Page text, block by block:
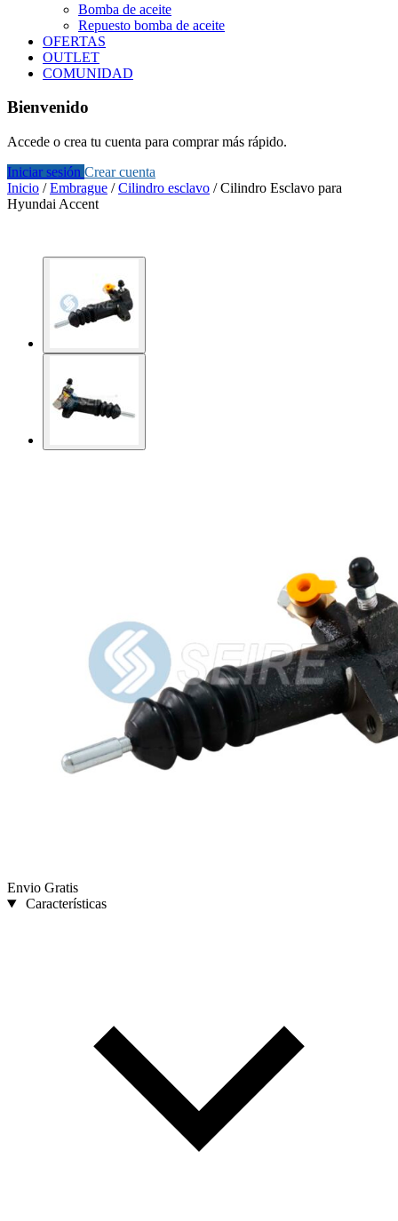
Bomba de aceite
Repuesto bomba de aceite
OFERTAS
OUTLET
COMUNIDAD
Bienvenido
Accede o crea tu cuenta para comprar más rápido.
Iniciar sesión Crear cuenta
Inicio /Embrague /Cilindro esclavo /Cilindro Esclavo para
Hyundai Accent
Envio Gratis
Características